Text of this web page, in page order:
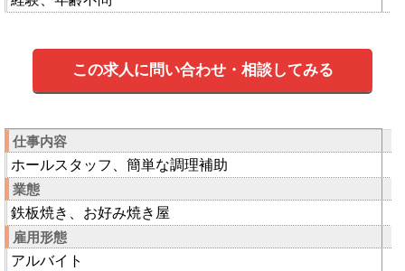
この求人に問い合わせ・相談してみる
仕事内容
ホールスタッフ、簡単な調理補助
業態
鉄板焼き、お好み焼き屋
雇用形態
アルバイト